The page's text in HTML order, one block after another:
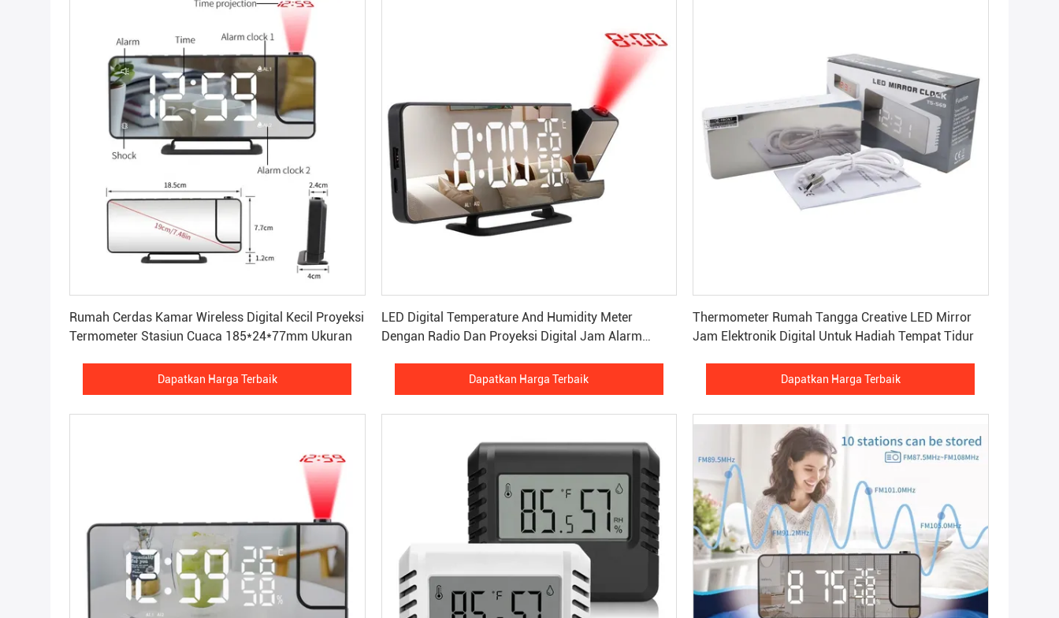
Rumah Cerdas Kamar Wireless Digital Kecil Proyeksi
Termometer Stasiun Cuaca 185*24*77mm Ukuran
Dapatkan Harga Terbaik
LED Digital Temperature And Humidity Meter
Dengan Radio Dan Proyeksi Digital Jam Alarm
Dapatkan Harga Terbaik
Thermometer Rumah Tangga Creative LED Mirror
Jam Elektronik Digital Untuk Hadiah Tempat Tidur
Dapatkan Harga Terbaik